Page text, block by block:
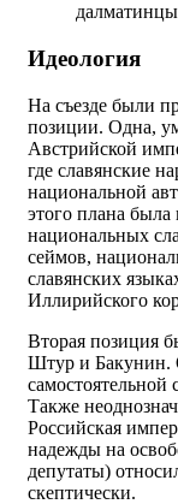
далматинцы
Идеология
На съезде были
позиции. Одна,
Австрийской
где славянские
национальной
этого плана
национальных
сеймов,
славянских
Иллирийского
Вторая позиция
Штур и Бакунин.
самостоятельной
Также
Российская
надежды на
депутаты)
скептически.